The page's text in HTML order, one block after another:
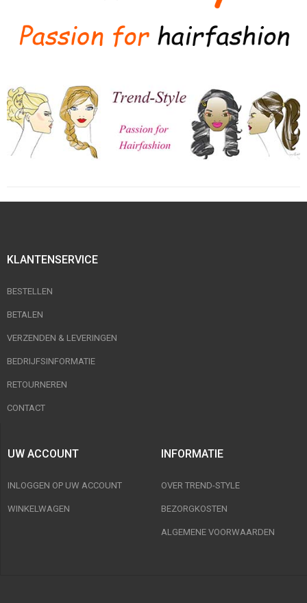
KLANTENSERVICE
BESTELLEN
BETALEN
VERZENDEN & LEVERINGEN
BEDRIJFSINFORMATIE
RETOURNEREN
CONTACT
UW ACCOUNT
INLOGGEN OP UW ACCOUNT
WINKELWAGEN
INFORMATIE
OVER TREND-STYLE
BEZORGKOSTEN
ALGEMENE VOORWAARDEN